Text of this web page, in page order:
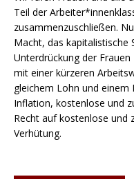
Teil der
zusammenzuschließen.
Macht, das kapitalistische
Unterdrückung der
mit einer kürzeren
gleichem Lohn und einem
Inflation, kostenlose und
Recht auf kostenlose und
Verhütung.